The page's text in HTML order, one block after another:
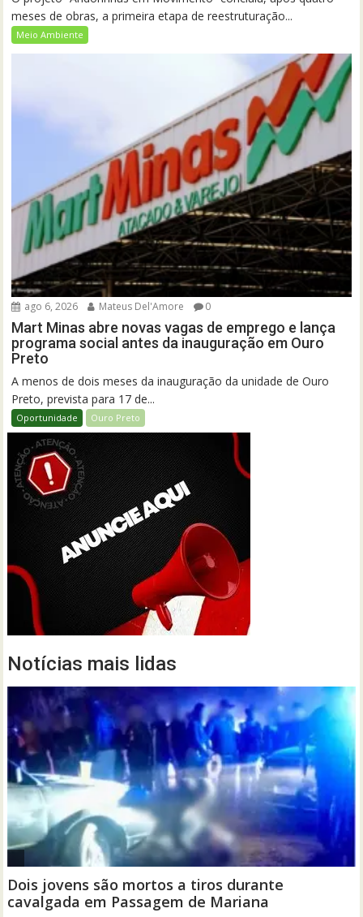
meses de obras, a primeira etapa de reestruturação...
Meio Ambiente
ago 6, 2026 Mateus Del'Amore 0
Mart Minas abre novas vagas de emprego e lança
programa social antes da inauguração em Ouro
Preto
A menos de dois meses da inauguração da unidade de Ouro
Preto, prevista para 17 de...
Oportunidade Ouro Preto
Notícias mais lidas